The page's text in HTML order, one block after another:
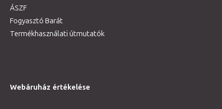
ÁSZF
Fogyasztó Barát
Termékhasználati útmutatók
Webáruház értékelése